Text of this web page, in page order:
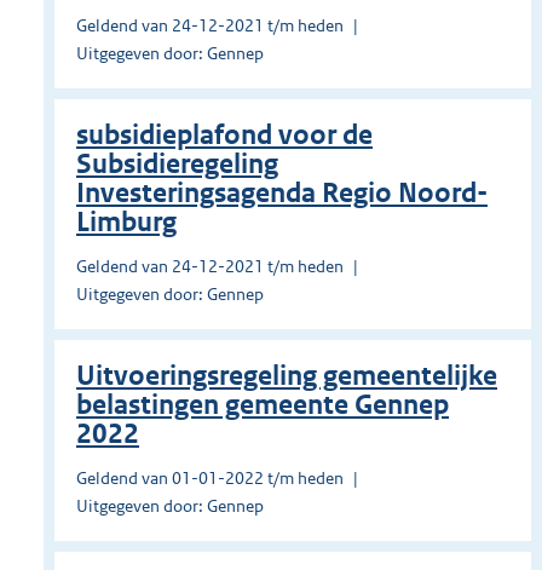
Geldend van 24-12-2021 t/m heden
Uitgegeven door: Gennep
subsidieplafond voor de
Subsidieregeling
Investeringsagenda Regio Noord-
Limburg
Geldend van 24-12-2021 t/m heden
Uitgegeven door: Gennep
Uitvoeringsregeling gemeentelijke
belastingen gemeente Gennep
2022
Geldend van 01-01-2022 t/m heden
Uitgegeven door: Gennep